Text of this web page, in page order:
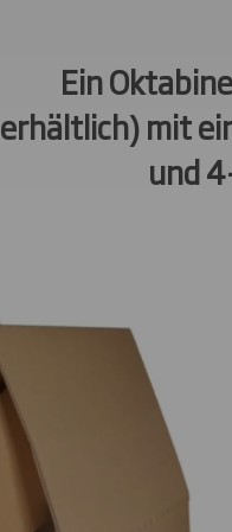
Ein
erhältlich) mit
und